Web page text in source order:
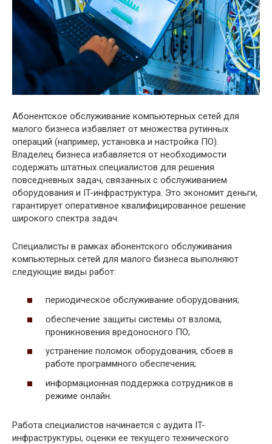
Абонентское обслуживание компьютерных сетей для
малого бизнеса избавляет от множества рутинных
операций (например, установка и настройка ПО).
Владелец бизнеса избавляется от необходимости
содержать штатных специалистов для решения
повседневных задач, связанных с обслуживанием
оборудования и IT-инфраструктура. Это экономит деньги,
гарантирует оперативное квалифицированное решение
широкого спектра задач.
Специалисты в рамках абонентского обслуживания
компьютерных сетей для малого бизнеса выполняют
следующие виды работ:
периодическое обслуживание оборудования;
обеспечение защиты системы от взлома,
проникновения вредоносного ПО;
устранение поломок оборудования, сбоев в
работе программного обеспечения;
информационная поддержка сотрудников в
режиме онлайн.
Работа специалистов начинается с аудита IT-
инфраструктуры, оценки ее текущего технического